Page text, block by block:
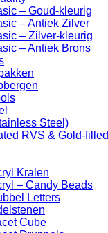
– Goud-kleurig
– Antiek Zilver
– Zilver-kleurig
– Antiek Brons
Steel)
RVS & Gold-filled
Kralen
– Candy Beads
Letters
Cube